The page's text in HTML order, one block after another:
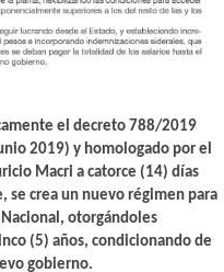
el decreto 788/2019
2019) y homologado por el
Macri a catorce (14) días
se crea un nuevo régimen para
otorgándoles
(5) años, condicionando de
gobierno.